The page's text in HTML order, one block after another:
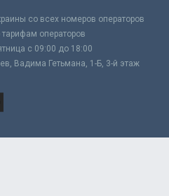
со всех номеров операторов
операторов
с 09:00 до 18:00
Вадима Гетьмана, 1-Б, 3-й этаж